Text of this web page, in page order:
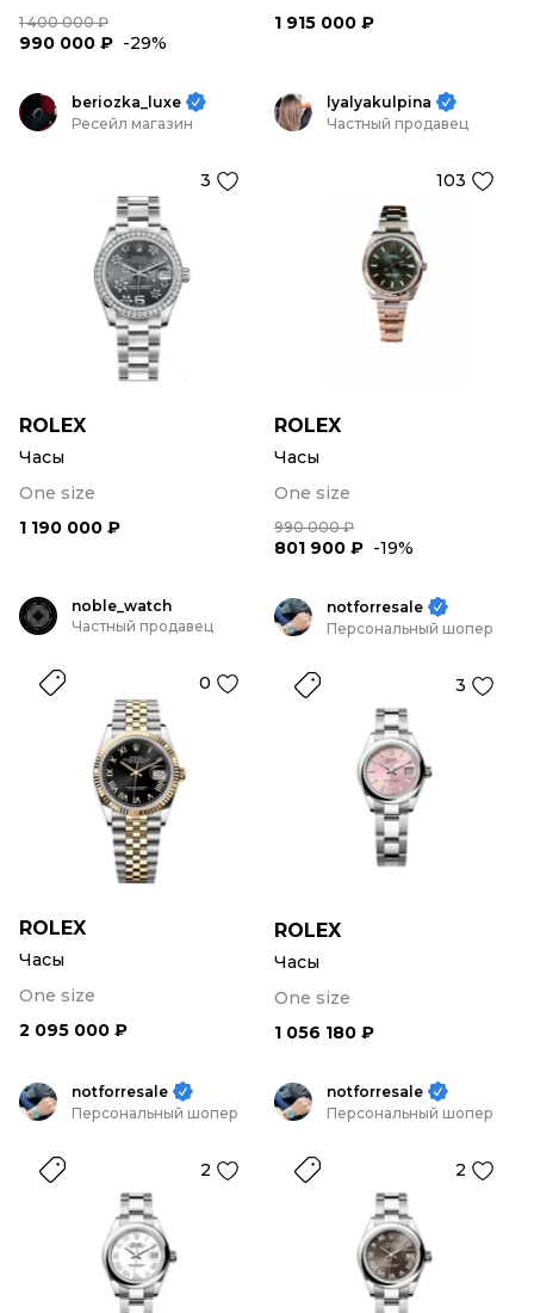
1 400 000 ₽
990 000 ₽ -29%
1 915 000 ₽
beriozka_luxe
Ресейл магазин
3
ROLEX
Часы
One size
1 190 000 ₽
lyalyakulpina
Частный продавец
103
ROLEX
Часы
One size
990 000 ₽
801 900 ₽ -19%
noble_watch
Частный продавец
0
ROLEX
Часы
One size
2 095 000 ₽
notforresale
Персональный шопер
3
ROLEX
Часы
One size
1 056 180 ₽
notforresale
Персональный шопер
2
notforresale
Персональный шопер
2